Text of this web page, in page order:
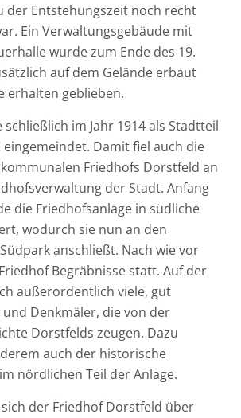
der Entstehungszeit noch recht
Ein Verwaltungsgebäude mit
wurde zum Ende des 19.
auf dem Gelände erbaut
erhalten geblieben.
im Jahr 1914 als Stadtteil
Damit fiel auch die
Friedhofs Dorstfeld an
der Stadt. Anfang
die Friedhofsanlage in südliche
wodurch sie nun an den
anschließt. Nach wie vor
Begräbnisse statt. Auf der
außerordentlich viele, gut
Denkmäler, die von der
Dorstfelds zeugen. Dazu
auch der historische
nördlichen Teil der Anlage.
der Friedhof Dorstfeld über